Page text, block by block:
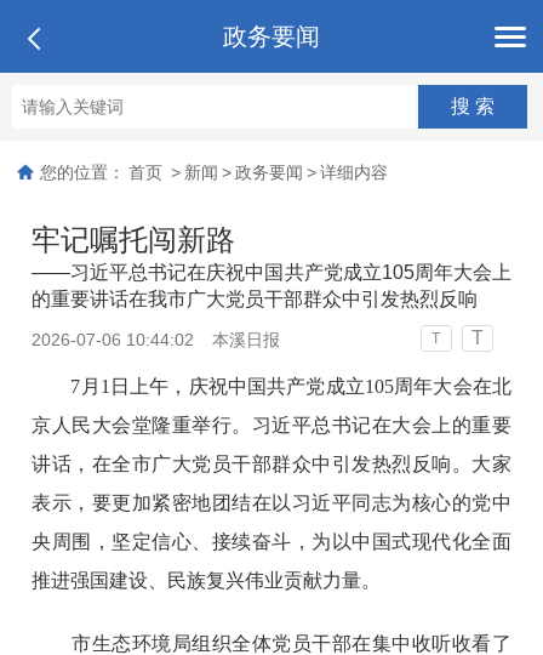
政务要闻
您的位置： 首页 > 新闻 > 政务要闻 > 详细内容
牢记嘱托闯新路
——习近平总书记在庆祝中国共产党成立105周年大会上
的重要讲话在我市广大党员干部群众中引发热烈反响
2026-07-06 10:44:02 本溪日报 T T
7月1日上午，庆祝中国共产党成立105周年大会在北
京人民大会堂隆重举行。习近平总书记在大会上的重要
讲话，在全市广大党员干部群众中引发热烈反响。大家
表示，要更加紧密地团结在以习近平同志为核心的党中
央周围，坚定信心、接续奋斗，为以中国式现代化全面
推进强国建设、民族复兴伟业贡献力量。
市生态环境局组织全体党员干部在集中收听收看了